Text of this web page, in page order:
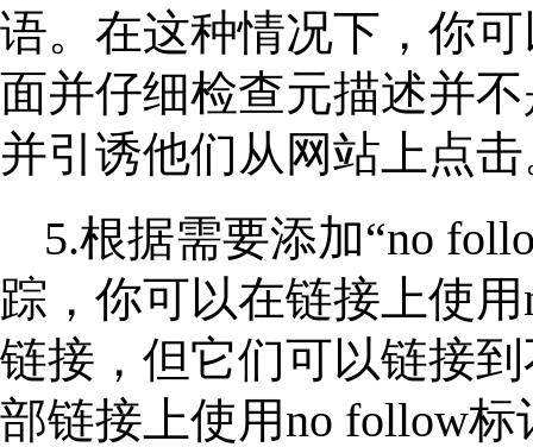
语。在这种情况下，你
面并仔细检查元描述并
并引诱他们从网站上点
5.根据需要添加“no
踪，你可以在链接上使
链接，但它们可以链接
部链接上使用no follow